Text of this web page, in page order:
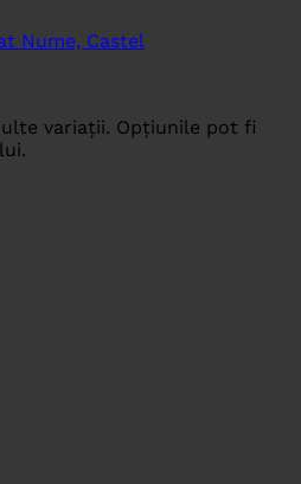
Nume, Castel
variații. Opțiunile pot fi